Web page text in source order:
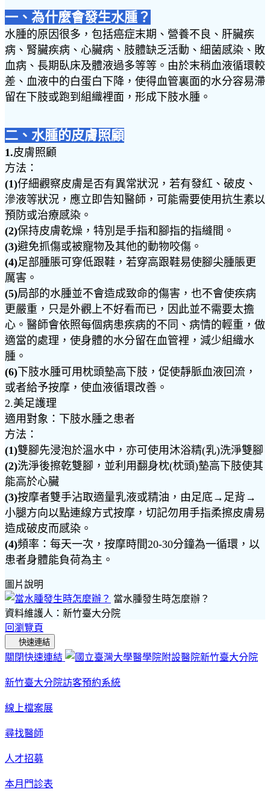
一、為什麼會發生水腫？
水腫的原因很多，包括癌症末期、營養不良、肝臟疾
病、腎臟疾病、心臟病、肢體缺乏活動、細菌感染、敗
血病、長期臥床及體液過多等等。由於末稍血液循環較
差、血液中的白蛋白下降，使得血管裏面的水分容易滯
留在下肢或跑到組織裡面，形成下肢水腫。
二、水腫的皮膚照顧
1.皮膚照顧
方法：
(1)仔細觀察皮膚是否有異常狀況，若有發紅、破皮、
滲液等狀況，應立即告知醫師，可能需要使用抗生素以
預防或治療感染。
(2)保持皮膚乾燥，特別是手指和腳指的指縫間。
(3)避免抓傷或被寵物及其他的動物咬傷。
(4)足部腫脹可穿低跟鞋，若穿高跟鞋易使腳尖腫脹更
厲害。
(5)局部的水腫並不會造成致命的傷害，也不會使疾病
更嚴重，只是外觀上不好看而已，因此並不需要太擔
心。醫師會依照每個病患疾病的不同、病情的輕重，做
適當的處理，使身體的水分留在血管裡，減少組織水
腫。
(6) 下肢水腫可用枕頭墊高下肢，促使靜脈血液回流，
或者給予按摩，使血液循環改善。
2.美足護理
適用對象：下肢水腫之患者
方法：
(1)雙腳先浸泡於溫水中，亦可使用沐浴精(乳)洗淨雙腳
(2)洗淨後擦乾雙腳，並利用翻身枕(枕頭)墊高下肢使其
能高於心臟
(3)按摩者雙手沾取適量乳液或精油，由足底→足背→
小腿方向以點連線方式按摩，切記勿用手指柔擦皮膚易
造成破皮而感染。
(4)頻率：每天一次，按摩時間20-30分鐘為一循環，以
患者身體能負荷為主。
圖片說明
當水腫發生時怎麼辦？
資料維護人：新竹臺大分院
回瀏覽頁
快速連結
關閉快速連結
新竹臺大分院訪客預約系統
線上檔案展
尋找醫師
人才招募
本月門診表